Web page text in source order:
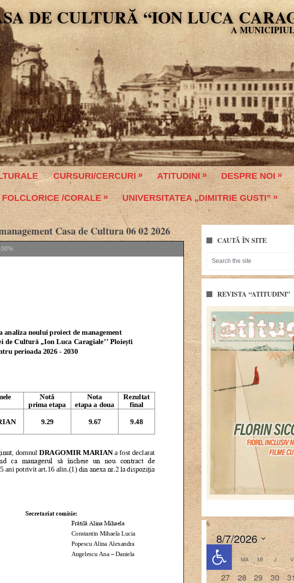
DE CULTURĂ “ION LUCA
CURSURI/CERCURI ATITUDINI DESPRE NOI
/CORALE UNIVERSITATEA „DIMITRIE GUSTI”
Casa de Cultura 06 02 2026
CAUTĂ ÎN SITE
REVISTA “ATITUDINI”